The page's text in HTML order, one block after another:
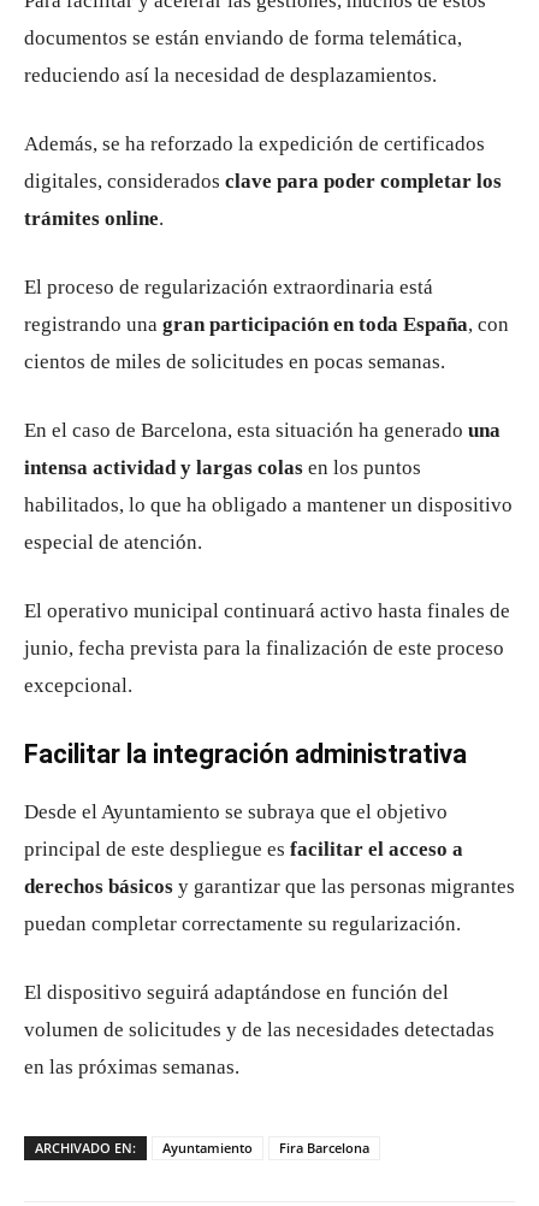
documentos se están enviando de forma telemática,
reduciendo así la necesidad de desplazamientos.
Además, se ha reforzado la expedición de certificados
digitales, considerados clave para poder completar los
trámites online.
El proceso de regularización extraordinaria está
registrando una gran participación en toda España, con
cientos de miles de solicitudes en pocas semanas.
En el caso de Barcelona, esta situación ha generado una
intensa actividad y largas colas en los puntos
habilitados, lo que ha obligado a mantener un dispositivo
especial de atención.
El operativo municipal continuará activo hasta finales de
junio, fecha prevista para la finalización de este proceso
excepcional.
Facilitar la integración administrativa
Desde el Ayuntamiento se subraya que el objetivo
principal de este despliegue es facilitar el acceso a
derechos básicos y garantizar que las personas migrantes
puedan completar correctamente su regularización.
El dispositivo seguirá adaptándose en función del
volumen de solicitudes y de las necesidades detectadas
en las próximas semanas.
ARCHIVADO EN: Ayuntamiento Fira Barcelona